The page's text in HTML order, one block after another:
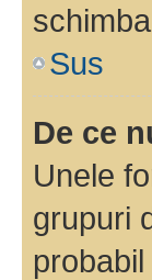
Sus
De ce
Unele
grupuri